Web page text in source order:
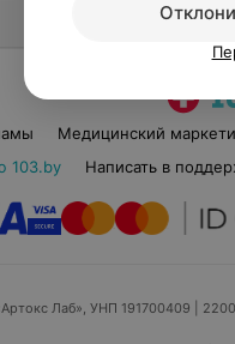
Медицинский
103.by
Написать в
Лаб», УНП 191700409 |